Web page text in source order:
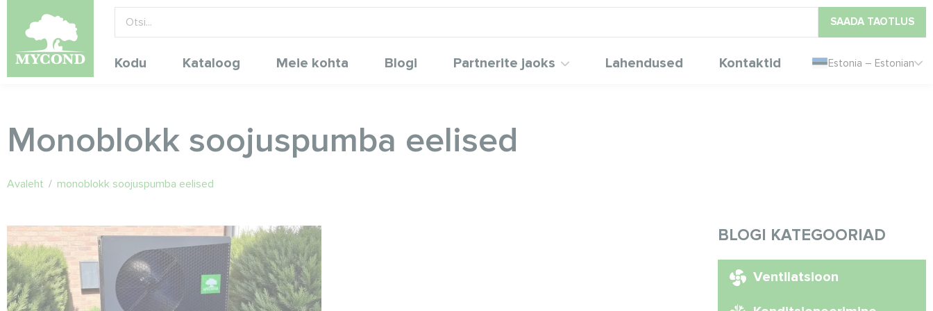
SAADA TAOTLUS
Kodu Kataloog Meie kohta Blogi Partnerite jaoks Lahendused Kontaktid Estonia – Estonian
Monoblokk soojuspumba eelised
Avaleht / monoblokk soojuspumba eelised
BLOGI KATEGOORIAD
Ventilatsioon